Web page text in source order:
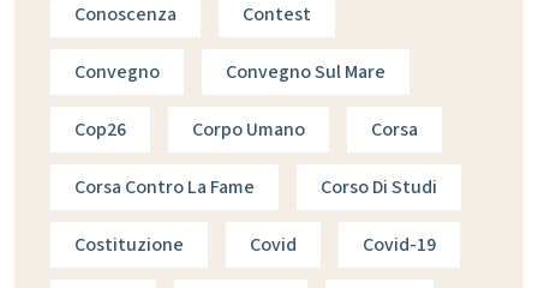
Conoscenza Contest
Convegno Convegno Sul Mare
Cop26 Corpo Umano Corsa
Corsa Contro La Fame Corso Di Studi
Costituzione Covid Covid-19